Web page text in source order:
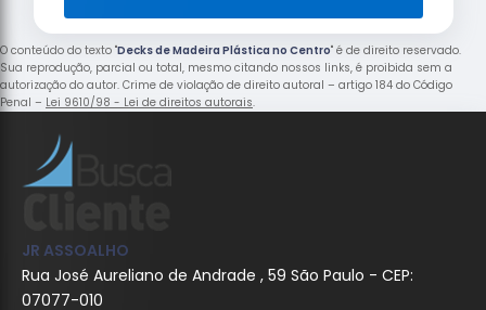
O conteúdo do texto "Decks de Madeira Plástica no Centro" é de direito reservado.
Sua reprodução, parcial ou total, mesmo citando nossos links, é proibida sem a
autorização do autor. Crime de violação de direito autoral – artigo 184 do Código
Penal – Lei 9610/98 - Lei de direitos autorais.
JR ASSOALHO
Rua José Aureliano de Andrade , 59 São Paulo - CEP:
07077-010